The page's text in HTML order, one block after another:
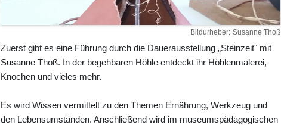
Bildurheber Susanne Thoß
Zuerst gibt es eine Führung durch die Dauerausstellung „Steinzeit" mit
Susanne Thoß. In der begehbaren Höhle entdeckt ihr Höhlenmalerei,
Knochen und vieles mehr.
Es wird Wissen vermittelt zu den Themen Ernährung, Werkzeug und
den Lebensumständen. Anschließend wird im museumspädagogischen